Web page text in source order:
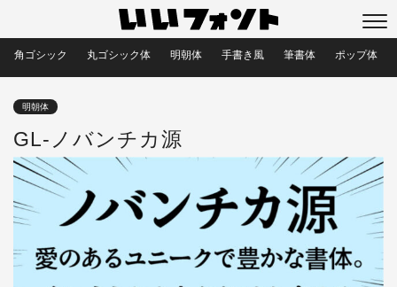
角ゴシック 丸ゴシック体 明朝体 手書き風 筆書体 ポップ体
明朝体
GL-ノバンチカ源